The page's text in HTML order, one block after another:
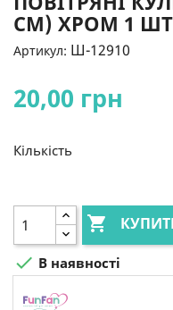
СМ) ХРОМ 1 ШТ
Артикул: Ш-12910
20,00 грн
Кількість

 В наявності